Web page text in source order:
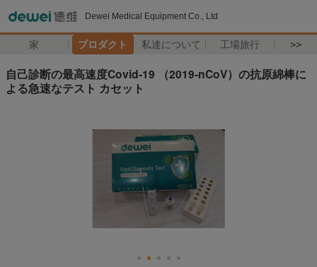
Dewei Medical Equipment Co., Ltd
家 プロダクト 私達について 工場旅行 >>
自己診断の最高速度Covid-19 （2019-nCoV）の抗原綿棒に
よる急速なテスト カセット